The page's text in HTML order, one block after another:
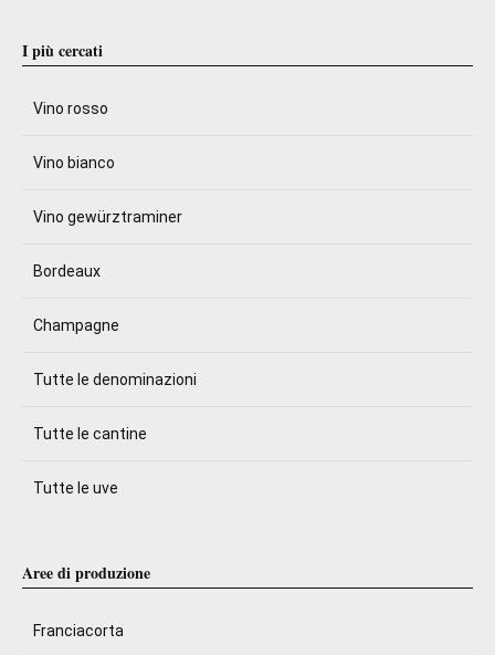
I più cercati
Vino rosso
Vino bianco
Vino gewürztraminer
Bordeaux
Champagne
Tutte le denominazioni
Tutte le cantine
Tutte le uve
Aree di produzione
Franciacorta